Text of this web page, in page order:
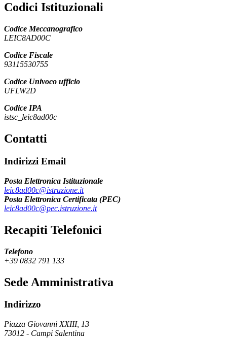
Codici Istituzionali
Codice Meccanografico
LEIC8AD00C
Codice Fiscale
93115530755
Codice Univoco ufficio
UFLW2D
Codice IPA
istsc_leic8ad00c
Contatti
Indirizzi Email
Posta Elettronica Istituzionale
leic8ad00c@istruzione.it
Posta Elettronica Certificata (PEC)
leic8ad00c@pec.istruzione.it
Recapiti Telefonici
Telefono
+39 0832 791 133
Sede Amministrativa
Indirizzo
Piazza Giovanni XXIII, 13
73012 - Campi Salentina